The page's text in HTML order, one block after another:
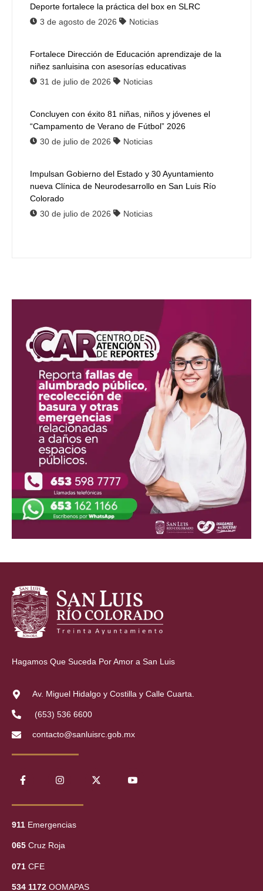
Deporte fortalece la práctica del box en SLRC
3 de agosto de 2026
Noticias
Fortalece Dirección de Educación aprendizaje de la
niñez sanluisina con asesorías educativas
31 de julio de 2026
Noticias
Concluyen con éxito 81 niñas, niños y jóvenes el
“Campamento de Verano de Fútbol” 2026
30 de julio de 2026
Noticias
Impulsan Gobierno del Estado y 30 Ayuntamiento
nueva Clínica de Neurodesarrollo en San Luis Río
Colorado
30 de julio de 2026
Noticias
Hagamos Que Suceda Por Amor a San Luis
Av. Miguel Hidalgo y Costilla y Calle Cuarta.
(653) 536 6600
contacto@sanluisrc.gob.mx
911 Emergencias
065 Cruz Roja
071 CFE
534 1172 OOMAPAS